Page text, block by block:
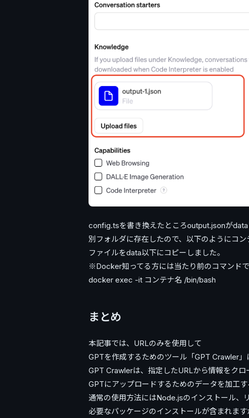
config.tsを書き換えたところoutput.jsonが
別フォルダに存在したので、以下のようにコン
ファイルをdata以下にコピーしました。
※Docker知ってる方には当たり前のコマンド
docker exec -it コンテナ名 /bin/bash
まとめ
本記事では、URLのみを使用して
GPTを作成するためのツール「GPT Crawler」
GPT Crawlerは、指定したURLから情報をクロ
GPTにアップロードするためのデータを加工す
通常の使用方法にはNode.jsのインストール、
必要なパッケージのインストールが含まれま